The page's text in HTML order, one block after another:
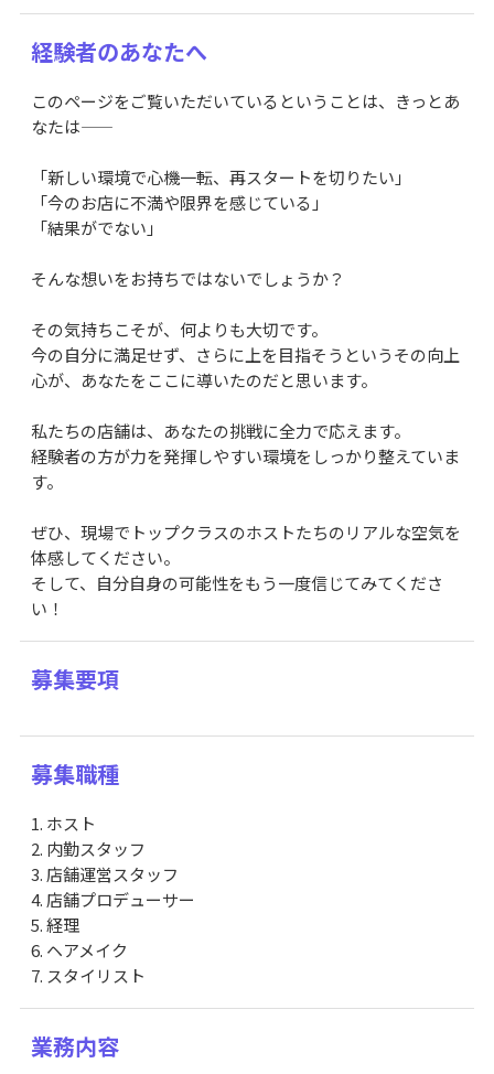
経験者のあなたへ
このページをご覧いただいているということは、きっとあ
なたは――
「新しい環境で心機一転、再スタートを切りたい」
「今のお店に不満や限界を感じている」
「結果がでない」
そんな想いをお持ちではないでしょうか？
その気持ちこそが、何よりも大切です。
今の自分に満足せず、さらに上を目指そうというその向上
心が、あなたをここに導いたのだと思います。
私たちの店舗は、あなたの挑戦に全力で応えます。
経験者の方が力を発揮しやすい環境をしっかり整えていま
す。
ぜひ、現場でトップクラスのホストたちのリアルな空気を
体感してください。
そして、自分自身の可能性をもう一度信じてみてくださ
い！
募集要項
募集職種
1. ホスト
2. 内勤スタッフ
3. 店舗運営スタッフ
4. 店舗プロデューサー
5. 経理
6. ヘアメイク
7. スタイリスト
業務内容